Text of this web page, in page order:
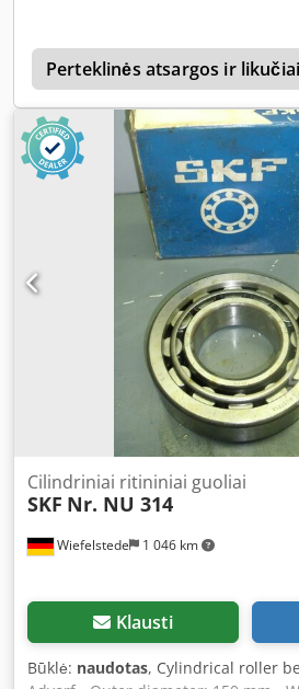
Perteklinės atsargos ir likučiai
Wiefelstede 1 046 km
Cilindriniai ritininiai guoliai
SKF Nr. NU 314
Klausti
Būklė: naudotas, Cylindrical roller